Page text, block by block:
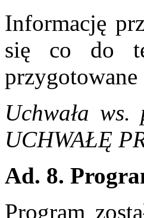
Informację
się co do
Uchwała
UCHWAŁĘ
Ad. 8.
Program